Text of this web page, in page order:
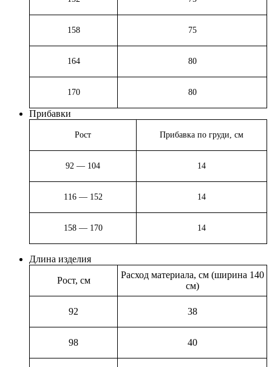
158 75
164 80
170 80
Прибавки
Рост Прибавка по груди, см
92 — 104 14
116 — 152 14
158 — 170 14
Длина изделия
Рост, см
Расход материала, см (ширина 140
см)
92 38
98 40